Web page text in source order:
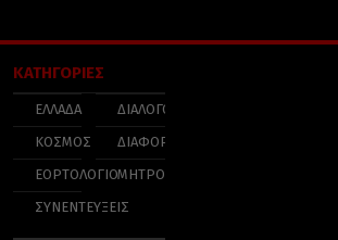
ΚΑΤΗΓΟΡΙΕΣ
ΕΛΛΑΔΑ
ΚΟΣΜΟΣ
ΕΟΡΤΟΛΟΓΙΟ
ΣΥΝΕΝΤΕΥΞΕΙΣ
ΔΙΑΛΟΓΟΣ
ΔΙΑΦΟΡΑ
ΜΗΤΡΟΠΟΛΕΙΣ